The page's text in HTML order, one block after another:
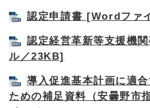
認定申請書 [Wordファ
認定経営革新等支援機
ル／23KB]
導入促進基本計画に適
ための補足資料（安曇野市